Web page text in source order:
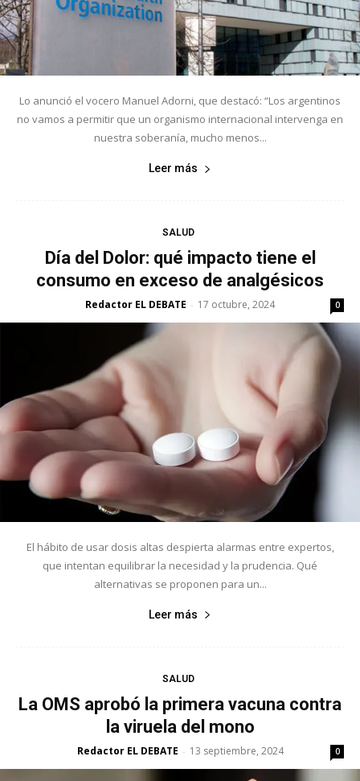
Lo anunció el vocero Manuel Adorni, que destacó: “Los argentinos
no vamos a permitir que un organismo internacional intervenga en
nuestra soberanía, mucho menos...
Leer más
SALUD
Día del Dolor: qué impacto tiene el
consumo en exceso de analgésicos
Redactor EL DEBATE - 17 octubre, 2024 0
El hábito de usar dosis altas despierta alarmas entre expertos,
que intentan equilibrar la necesidad y la prudencia. Qué
alternativas se proponen para un...
Leer más
SALUD
La OMS aprobó la primera vacuna contra
la viruela del mono
Redactor EL DEBATE - 13 septiembre, 2024 0